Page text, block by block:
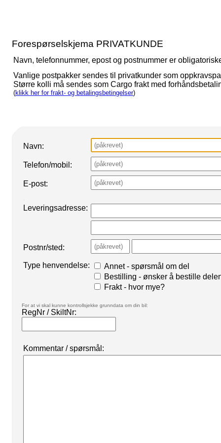
Forespørselskjema PRIVATKUNDE
Navn, telefonnummer, epost og postnummer er
Vanlige postpakker sendes til privatkunder som
Større kolli må sendes som Cargo frakt med
(klikk her for frakt- og betalingsbetingelser)
Navn:
Telefon/mobil:
E-post:
.
Leveringsadresse:
Postnr/sted:
Type henvendelse:
Annet - spørsmål om del
Bestilling - ønsker å bestille
Frakt - hvor mye?
For at vi skal kunne kontrollsjekke grunndata om din bil:
RegNr / SkiltNr:
Kommentar / spørsmål: